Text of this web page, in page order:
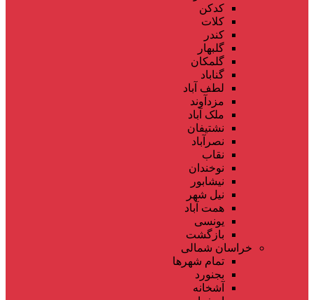
کدکن
کلات
کندر
گلبهار
گلمکان
گناباد
لطف آباد
مزدآوند
ملک آباد
نشتیفان
نصرآباد
نقاب
نوخندان
نیشابور
نیل شهر
همت آباد
یونسی
بازگشت
خراسان شمالی
تمام شهر‌ها
بجنورد
آشخانه